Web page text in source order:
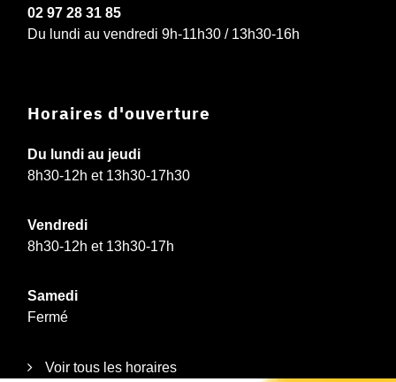
02 97 28 31 85
Du lundi au vendredi 9h-11h30 / 13h30-16h
Horaires d'ouverture
Du lundi au jeudi
8h30-12h et 13h30-17h30
Vendredi
8h30-12h et 13h30-17h
Samedi
Fermé
Voir tous les horaires